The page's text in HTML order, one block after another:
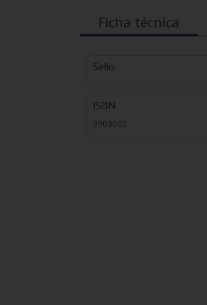
Ficha técnica
Sello
ISBN
9903002